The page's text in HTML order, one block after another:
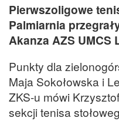
Pierwszoligowe
Palmiarnia
Akanza AZS UMCS
Punkty dla
Maja Sokołowska i
ZKS-u mówi
sekcji tenisa